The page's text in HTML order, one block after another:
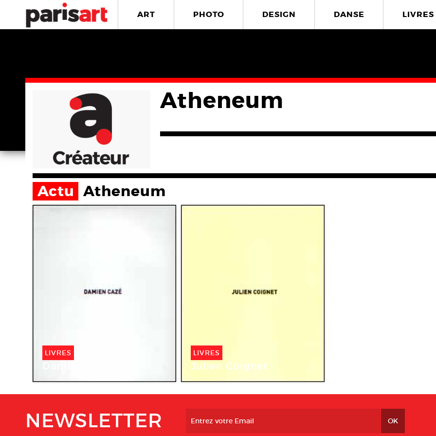
ART PHOTO DESIGN DANSE LIVRES
Atheneum
Actu Atheneum
LIVRES LIVRES
Julien Coignet
NEWSLETTER